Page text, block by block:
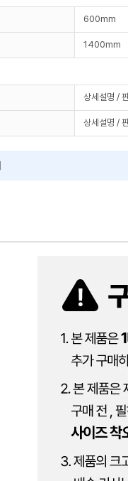
600mm
1400mm
상세설명 /
상세설명 /